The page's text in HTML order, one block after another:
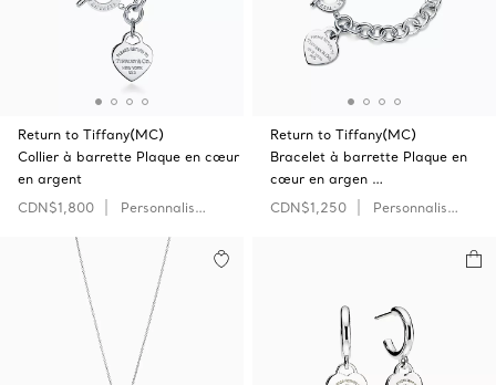
Return to Tiffany(MC)
Collier à barrette Plaque en cœur
en argent
CDN$1,800
Personnaliser
Return to Tiffany(MC)
Bracelet à barrette Plaque en
cœur en argen …
CDN$1,250
Personnaliser